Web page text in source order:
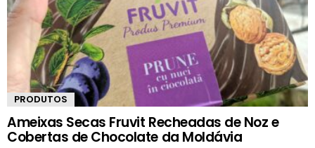
PRODUTOS
Ameixas Secas Fruvit Recheadas de Noz e
Cobertas de Chocolate da Moldávia